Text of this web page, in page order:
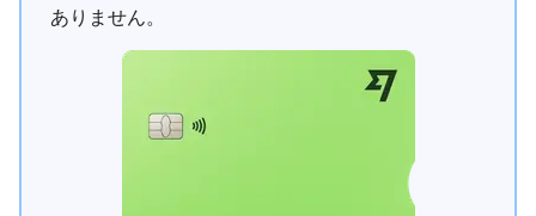
ありません。